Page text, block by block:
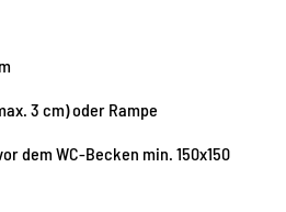
3 cm) oder Rampe
dem WC-Becken min. 150x150